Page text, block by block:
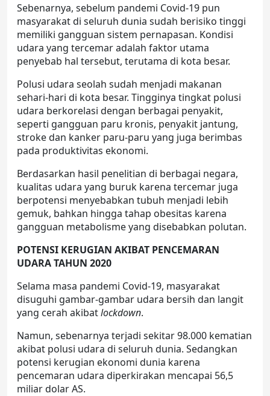
Sebenarnya, sebelum pandemi Covid-19 pun
masyarakat di seluruh dunia sudah berisiko tinggi
memiliki gangguan sistem pernapasan. Kondisi
udara yang tercemar adalah faktor utama
penyebab hal tersebut, terutama di kota besar.
Polusi udara seolah sudah menjadi makanan
sehari-hari di kota besar. Tingginya tingkat polusi
udara berkorelasi dengan berbagai penyakit,
seperti gangguan paru kronis, penyakit jantung,
stroke dan kanker paru-paru yang juga berimbas
pada produktivitas ekonomi.
Berdasarkan hasil penelitian di berbagai negara,
kualitas udara yang buruk karena tercemar juga
berpotensi menyebabkan tubuh menjadi lebih
gemuk, bahkan hingga tahap obesitas karena
gangguan metabolisme yang disebabkan polutan.
POTENSI KERUGIAN AKIBAT PENCEMARAN
UDARA TAHUN 2020
Selama masa pandemi Covid-19, masyarakat
disuguhi gambar-gambar udara bersih dan langit
yang cerah akibatlockdown.
Namun, sebenarnya terjadi sekitar 98.000 kematian
akibat polusi udara di seluruh dunia. Sedangkan
potensi kerugian ekonomi dunia karena
pencemaran udara diperkirakan mencapai 56,5
miliar dolar AS.